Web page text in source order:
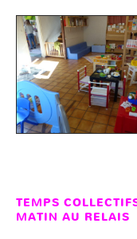
TEMPS
MATIN AU RELAIS